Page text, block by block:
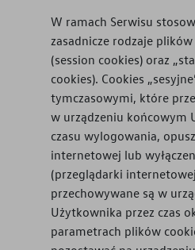
W ramach Serwisu
zasadnicze rodzaje
(session cookies) oraz
cookies). Cookies
tymczasowymi, które
w urządzeniu końcowym
czasu wylogowania,
internetowej lub
(przeglądarki
przechowywane są w
Użytkownika przez czas
parametrach plików